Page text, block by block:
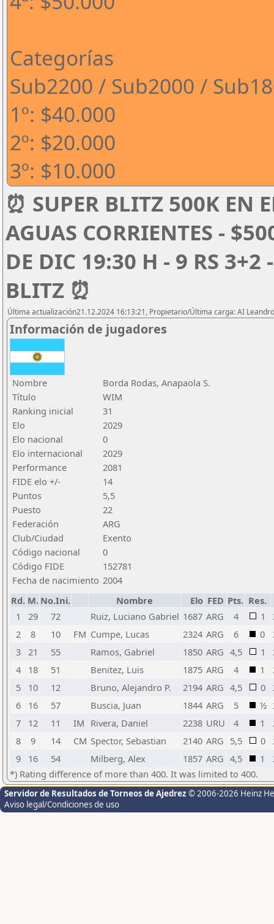
Categorías
Sub2200 / Sub2000 /
1º: $40.000
2º: $20.000
3º: $10.000
⏰ SUPER BLITZ 500K EN
AGUAS CORRIENTES -
DE DIC 19:30 H - 9 RS
BLITZ ⏰
Última actualización21.12.2024 16:13:21, Propietario/Última carga: AI
Información de jugadores
Nombre
Borda Rodas, Anapaola S.
Título
WIM
Ranking inicial
31
Elo
2029
Elo nacional
0
Elo internacional
2029
Performance
2081
FIDE elo +/-
14
Puntos
5,5
Puesto
22
Federación
ARG
Club/Ciudad
Exento
Código nacional
0
Código FIDE
152781
Fecha de nacimiento 2004
Rd. M. No.Ini. Nombre Elo FED Pts. Res.
1
29 72 Ruiz, Luciano Gabriel 1687 ARG 4 1
2
8 10 FM Cumpe, Lucas 2324 ARG 6 0
3 21 55 Ramos, Gabriel 1850 ARG 4,5 1
4
18 51 Benitez, Luis 1875 ARG 4 1
5
10 12 Bruno, Alejandro P. 2194 ARG 4,5 0
6
16 57 Buscia, Juan 1844 ARG 5 ½
7
12 11 IM Rivera, Daniel 2238 URU 4 1
8
9 14 CM Spector, Sebastian 2140 ARG 5,5 0
9
16 54 Milberg, Alex 1857 ARG 4,5 1
*) Rating difference of more than 400. It was limited to 400.
Servidor de Resultados de Torneos de Ajedrez © 2006-2026 Heinz
Aviso legal/Condiciones de uso